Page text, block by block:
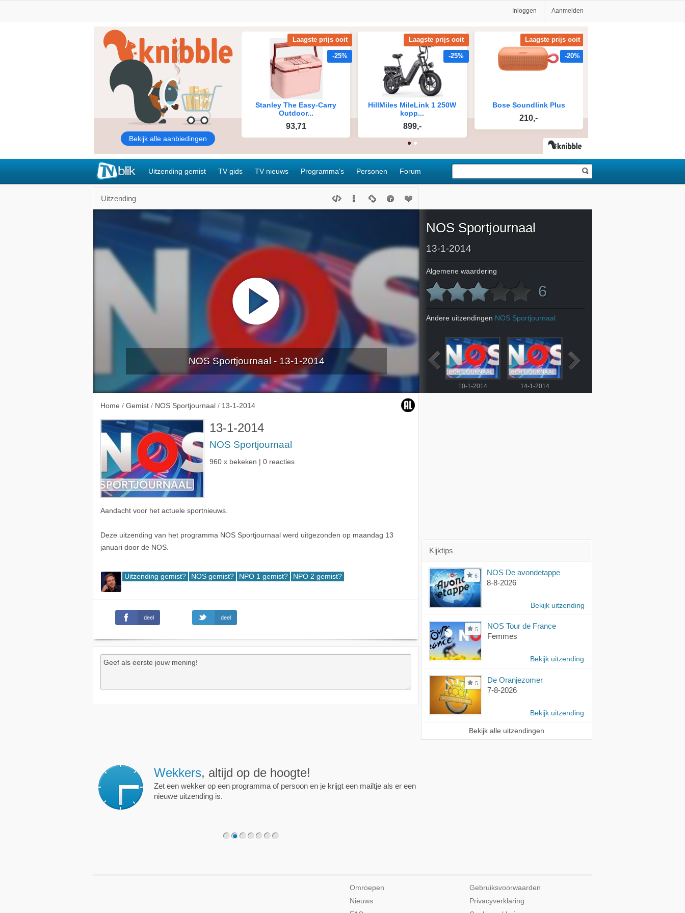
Inloggen Aanmelden
Uitzending gemist TV gids TV nieuws Programma's Personen Forum
Uitzending
NOS Sportjournaal - 13-1-2014
Home / Gemist / NOS Sportjournaal / 13-1-2014
13-1-2014
NOS Sportjournaal
960 x bekeken | 0 reacties
Aandacht voor het actuele sportnieuws.
Deze uitzending van het programma NOS Sportjournaal werd uitgezonden op maandag 13
januari door de NOS.
Uitzending gemist? NOS gemist? NPO 1 gemist? NPO 2 gemist?
deel deel
NOS Sportjournaal
13-1-2014
Algemene waardering
6
Andere uitzendingen NOS Sportjournaal
6-1-2014 7-1-2014 10-1-2014 14-1-2014
Kijktips
6
NOS De avondetappe
8-8-2026
Bekijk uitzending
5
NOS Tour de France
Femmes
Bekijk uitzending
5
De Oranjezomer
7-8-2026
Bekijk uitzending
Bekijk alle uitzendingen
Wekkers, altijd op de hoogte!
Zet een wekker op een programma of persoon en je krijgt een mailtje als er een
nieuwe uitzending is.
Omroepen
Nieuws
Gebruiksvoorwaarden
Privacyverklaring